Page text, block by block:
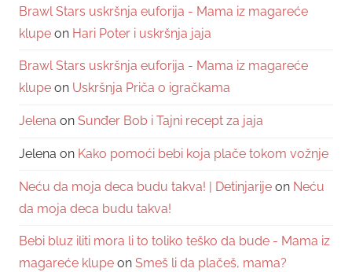
Brawl Stars uskršnja euforija - Mama iz magareće
klupe on Hari Poter i uskršnja jaja
Brawl Stars uskršnja euforija - Mama iz magareće
klupe on Uskršnja Priča o igračkama
Jelena on Sunđer Bob i Tajni recept za jaja
Jelena on Kako pomoći bebi koja plače tokom vožnje
Neću da moja deca budu takva! | Detinjarije on Neću
da moja deca budu takva!
Bebi bluz iliti mora li to toliko teško da bude - Mama iz
magareće klupe on Smeš li da plačeš, mama?